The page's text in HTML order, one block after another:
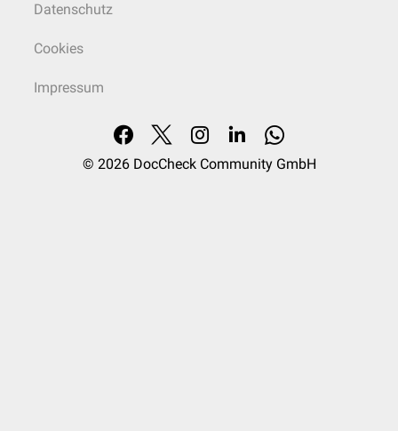
Datenschutz
Cookies
Impressum
© 2026 DocCheck Community GmbH